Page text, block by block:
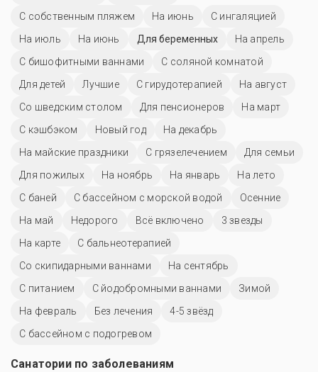
С собственным пляжем На июнь
С ингаляцией
На июль
На июнь Для беременных
На апрель
С бишофитными ваннами
С соляной комнатой
Для детей
Лучшие С гирудотерапией
На август
Со шведским столом
Для пенсионеров
На март
С кэшбэком
Новый год
На декабрь
На майские праздники
С грязелечением
Для семьи
Для пожилых
На ноябрь На январь
На лето
С баней
С бассейном с морской водой
Осенние
На май
Недорого Всё включено
3 звезды
На карте
С бальнеотерапией
Со скипидарными ваннами
На сентябрь
С питанием
С йодобромными ваннами
Зимой
На февраль
Без лечения
4-5 звёзд
С бассейном с подогревом
Санатории по заболеваниям